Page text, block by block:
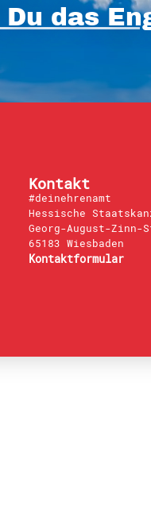
das
Kontakt
#deinehrenamt
Hessische
Georg-August-Zinn-
65183 Wiesbaden
Kontaktformular